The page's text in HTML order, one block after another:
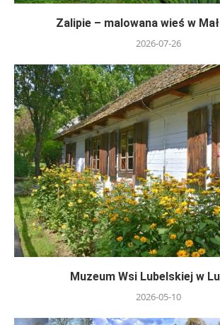
Zalipie – malowana wieś w
2026-07-26
Muzeum Wsi Lubelskiej w
2026-05-10